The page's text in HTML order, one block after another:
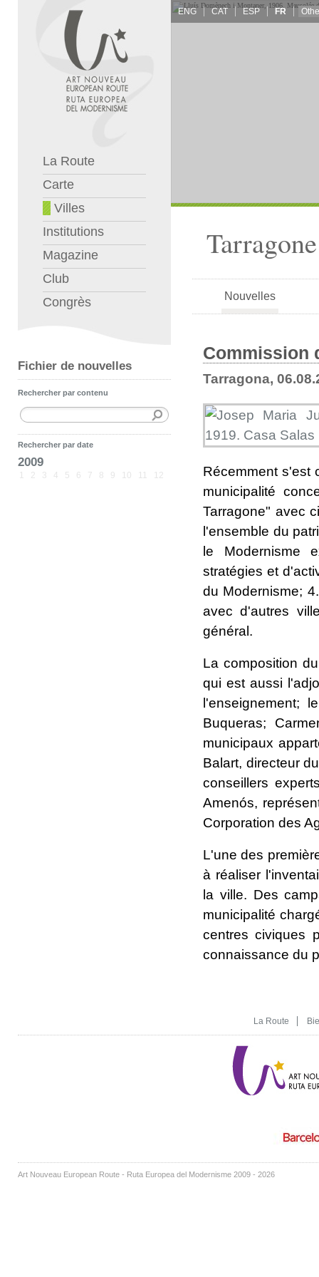
La Route
Carte
Villes
Institutions
Magazine
Club
Congrès
Fichier de nouvelles
Rechercher par contenu
Rechercher par date
2009
1 2 3 4 5 6 7 8 9 10 11 12
ENG CAT ESP FR
Tarragone
Nouvelles
Commission
Tarragona,
Récemment s'est
municipalité
Tarragone" avec
l'ensemble du
le Modernisme
stratégies et
du Modernisme;
avec d'autres
général.
La composition
qui est aussi
l'enseignement;
Buqueras;
municipaux
Balart, directeur
conseillers
Amenós,
Corporation des
L'une des
à réaliser
la ville. Des
municipalité
centres civiques
connaissance du
La Route
Art Nouveau European Route - Ruta Europea del Modernisme 2009 - 2026